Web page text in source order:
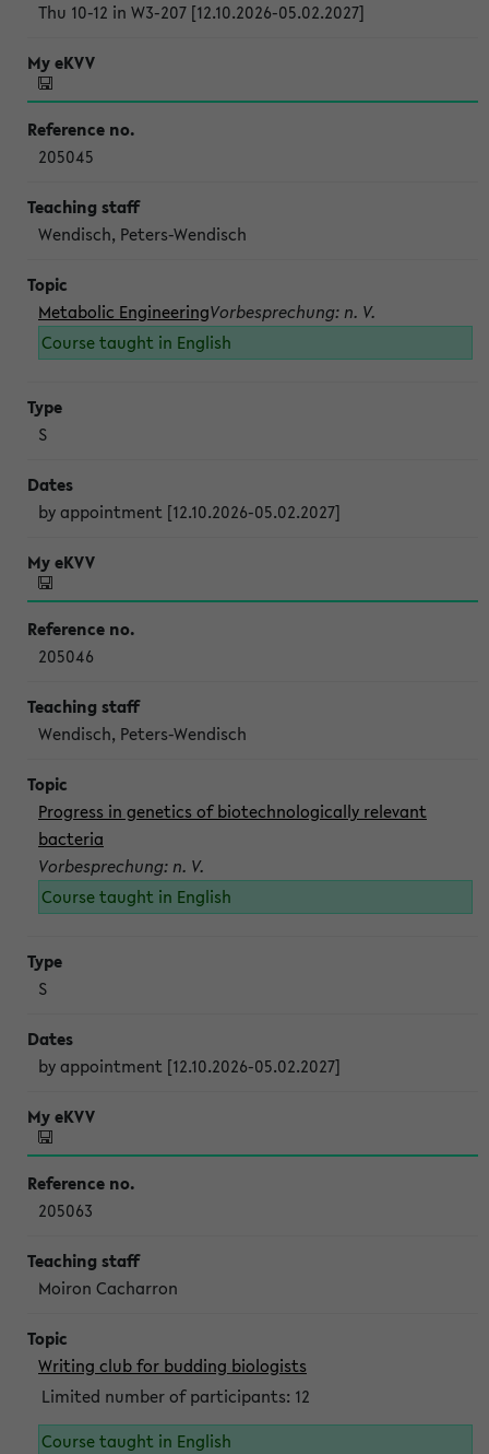
Thu 10-12 in W3-207 [12.10.2026-05.02.2027]
205045
Wendisch, Peters-Wendisch
Metabolic EngineeringVorbesprechung: n. V.
Course taught in English
S
by appointment [12.10.2026-05.02.2027]
205046
Wendisch, Peters-Wendisch
Progress in genetics of biotechnologically relevant
bacteria
Vorbesprechung: n. V.
Course taught in English
S
by appointment [12.10.2026-05.02.2027]
205063
Moiron Cacharron
Writing club for budding biologists
Limited number of participants: 12
Course taught in English